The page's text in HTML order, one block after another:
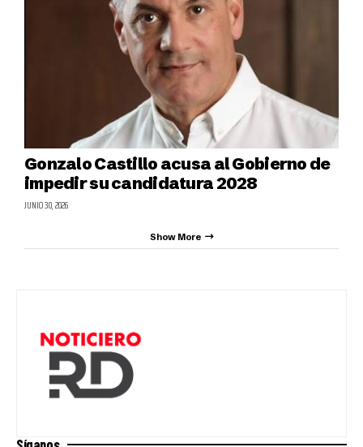
Gonzalo Castillo acusa al Gobierno de
impedir su candidatura 2028
JUNIO 30, 2026
Show More